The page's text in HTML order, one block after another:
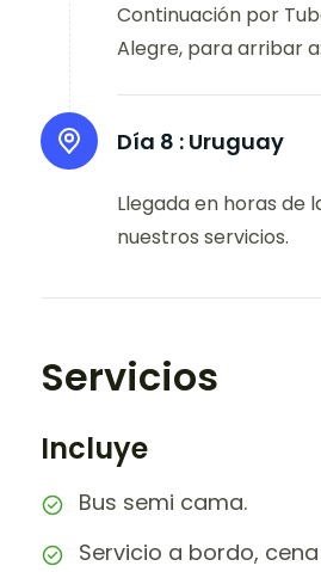
Continuación por
Alegre, para arribar a:
Día 8 : Uruguay
Llegada en horas de
nuestros servicios.
Servicios
Incluye
Bus semi cama.
Servicio a bordo,